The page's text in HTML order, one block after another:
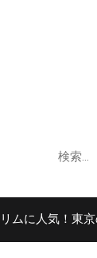
検
気！東京の王